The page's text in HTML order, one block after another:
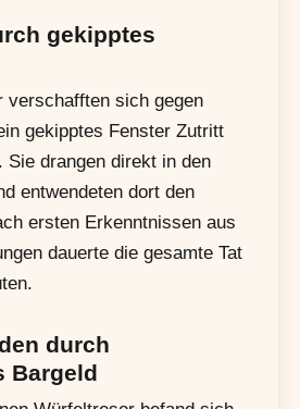
gekipptes
verschafften sich gegen
gekipptes Fenster Zutritt
Sie drangen direkt in den
entwendeten dort den
ersten Erkenntnissen aus
dauerte die gesamte Tat
durch
Bargeld